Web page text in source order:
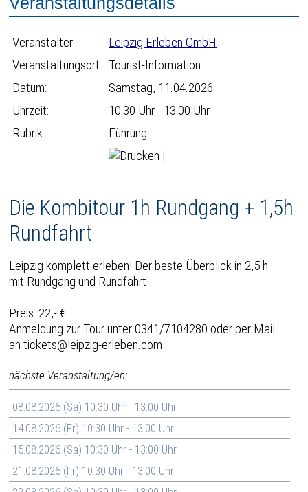
Veranstalter:
Leipzig Erleben GmbH
Veranstaltungsort: Tourist-Information
Datum:
Samstag, 11.04.2026
Uhrzeit:
10:30 Uhr - 13:00 Uhr
Rubrik:
Führung
|
Die Kombitour 1h Rundgang + 1,5h
Rundfahrt
Leipzig komplett erleben! Der beste Überblick in 2,5 h
mit Rundgang und Rundfahrt
Preis: 22,- €
Anmeldung zur Tour unter 0341/7104280 oder per Mail
an tickets@leipzig-erleben.com
nächste Veranstaltung/en:
08.08.2026 (Sa) 10:30 Uhr - 13:00 Uhr
14.08.2026 (Fr) 10:30 Uhr - 13:00 Uhr
15.08.2026 (Sa) 10:30 Uhr - 13:00 Uhr
21.08.2026 (Fr) 10:30 Uhr - 13:00 Uhr